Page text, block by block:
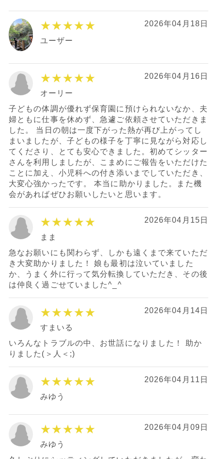
★★★★★ 2026年04月18日
ユーザー
★★★★★ 2026年04月16日
オーリー
子どもの体調が優れず保育園に預けられないなか、夫
婦ともに仕事を休めず、急遽ご依頼させていただきま
した。 当日の朝は一度下がった熱が再び上がってし
まいましたが、子どもの様子を丁寧に見ながら対応し
てくださり、とても安心できました。初めてシッター
さんを利用しましたが、こまめにご報告をいただけた
ことに加え、小児科への付き添いまでしていただき、
大変心強かったです。 本当に助かりました。また機
会があればぜひお願いしたいと思います。
★★★★★ 2026年04月15日
まま
急なお願いにも関わらず、しかも遠くまで来ていただ
き大変助かりました！ 娘も最初は泣いていました
か、うまく外に行って気分転換していただき、その後
は仲良く過ごせていました^_^
★★★★★ 2026年04月14日
すまいる
いろんなトラブルの中、お世話になりました！ 助か
りました(＞人＜;)
★★★★★ 2026年04月11日
みゆう
★★★★★ 2026年04月09日
みゆう